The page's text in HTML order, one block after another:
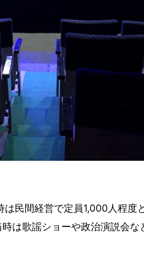
民間経営で定員1,000人程度
は歌謡ショーや政治演説会